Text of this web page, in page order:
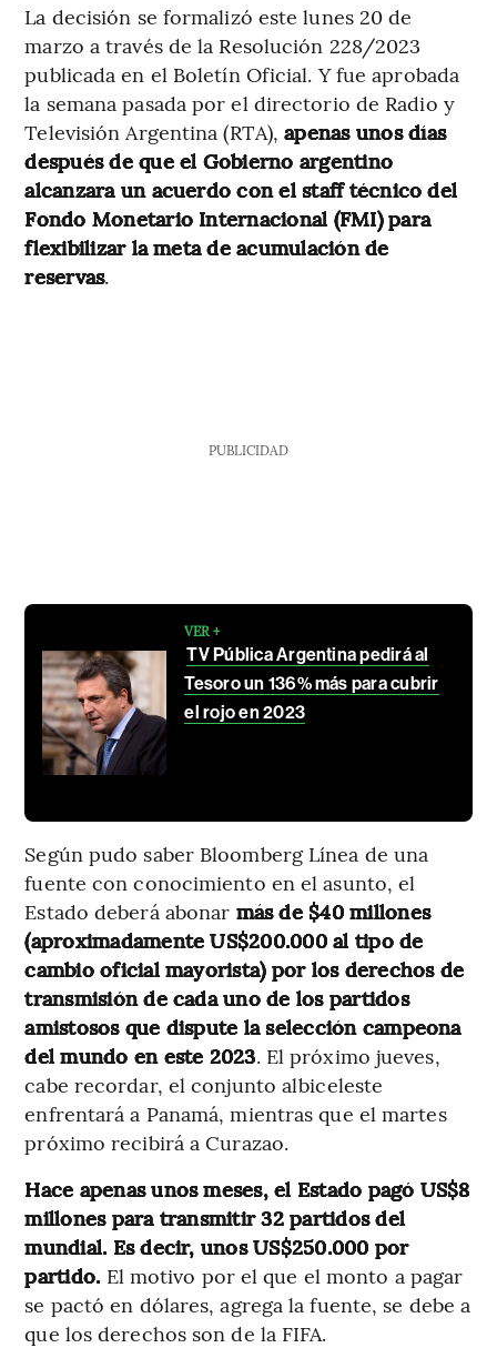
La decisión se formalizó este lunes 20 de
marzo a través de la Resolución 228/2023
publicada en el Boletín Oficial. Y fue aprobada
la semana pasada por el directorio de Radio y
Televisión Argentina (RTA),apenas unos días
después de que el Gobierno argentino
alcanzara un acuerdo con el staff técnico del
Fondo Monetario Internacional (FMI) para
flexibilizar la meta de acumulación de
reservas.
PUBLICIDAD
VER +
TV Pública Argentina pedirá al
Tesoro un 136% más para cubrir
el rojo en 2023
Según pudo saber Bloomberg Línea de una
fuente con conocimiento en el asunto, el
Estado deberá abonar más de $40 millones
(aproximadamente US$200.000 al tipo de
cambio oficial mayorista) por los derechos de
transmisión de cada uno de los partidos
amistosos que dispute la selección campeona
del mundo en este 2023. El próximo jueves,
cabe recordar, el conjunto albiceleste
enfrentará a Panamá, mientras que el martes
próximo recibirá a Curazao.
Hace apenas unos meses, el Estado pagó US$8
millones para transmitir 32 partidos del
mundial. Es decir, unos US$250.000 por
partido. El motivo por el que el monto a pagar
se pactó en dólares, agrega la fuente, se debe a
que los derechos son de la FIFA.